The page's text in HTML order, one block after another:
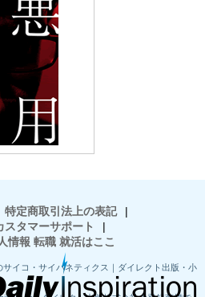
特定商取引法上の表記
|
スタマーサポート
|
情報 転職 就活はここ
イコ・サイバネティクス｜ダイレクト出版・小